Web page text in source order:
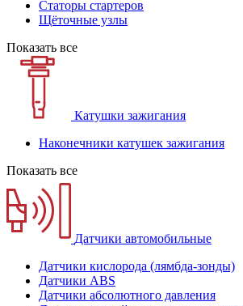
Статоры стартеров
Щёточные узлы
Показать все
Катушки зажигания
Наконечники катушек зажигания
Показать все
Датчики автомобильные
Датчики кислорода (лямбда-зонды)
Датчики ABS
Датчики абсолютного давления